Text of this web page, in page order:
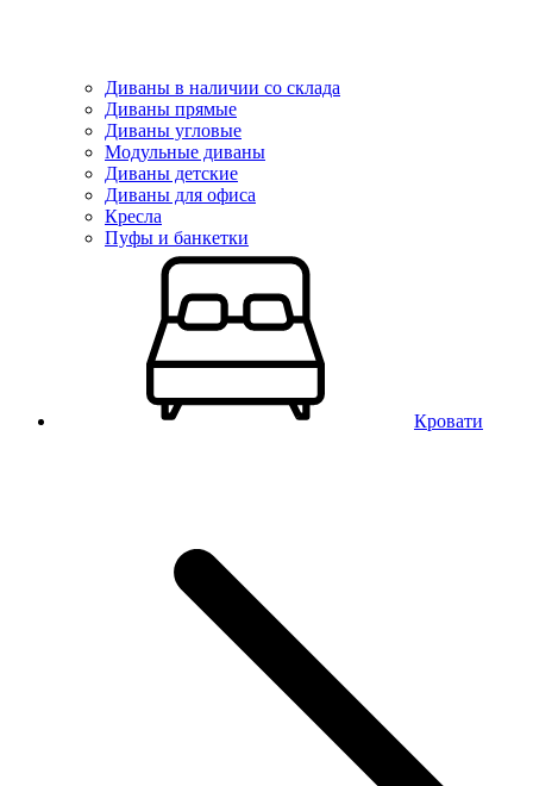
Диваны в наличии со склада
Диваны прямые
Диваны угловые
Модульные диваны
Диваны детские
Диваны для офиса
Кресла
Пуфы и банкетки
Кровати